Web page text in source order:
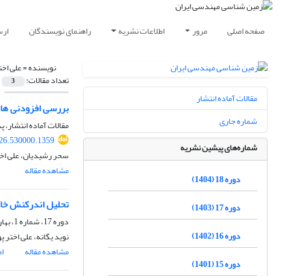
صفحه اصلی مرور اطلاعات نشریه راهنمای نویسندگان
نویسنده =علی
تعداد مقالات: 3
بررسی افزودنی
مقالات آماده انتشار،
سحر رشیدیان، علی
مشاهده مقاله
تحلیل اندرکنش
دوره 17، شماره 1، بهار 1403، صفحه
نوید یگانه، علی
مشاهده مقاله
مقالات آماده انتشار
شماره جاری
شماره‌های پیشین نشریه
دوره 18 (1404)
دوره 17 (1403)
دوره 16 (1402)
دوره 15 (1401)